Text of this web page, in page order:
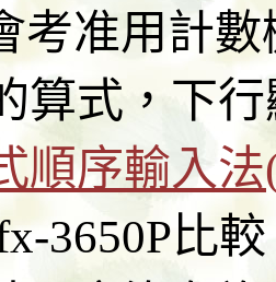
考准用計數
算式，下
順序輸入
3650P比